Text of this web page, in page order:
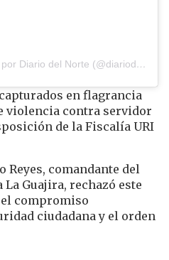
Una publicación compartida por Diario del Norte (@diariodelnorte)
en flagrancia
violencia contra servidor
de la Fiscalía URI
Reyes, comandante del
Guajira, rechazó este
compromiso
ciudadana y el orden